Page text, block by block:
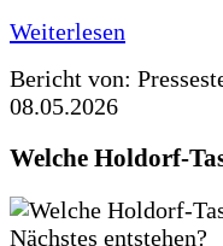
Weiterlesen
Bericht von:
08.05.2026
Welche Holdorf-